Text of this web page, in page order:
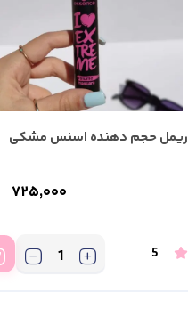
ریمل حجم دهنده اسنس مشکی
۷۲۵,۰۰۰
5